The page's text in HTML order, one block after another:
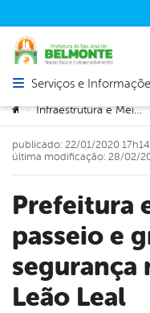
Abrir menu principal de
Serviços e
Você está aqui:
> Infraestrutura e Meio Ambiente
Prefeitura está construindo
passeio e
segurança
Leão Leal
publicado: 22/01/2020
última modificação: 28/02/